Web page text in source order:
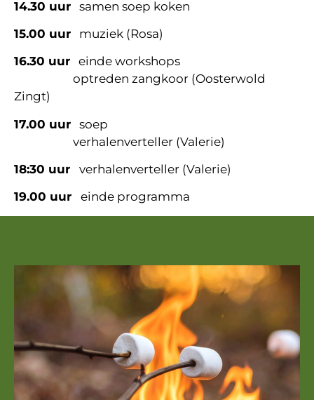
14.30 uur samen soep koken
15.00 uur muziek (Rosa)
16.30 uur einde workshops
optreden zangkoor (Oosterwold
Zingt)
17.00 uur soep
verhalenverteller (Valerie)
18:30 uur
verhalenverteller (Valerie)
19.00 uur
einde programma